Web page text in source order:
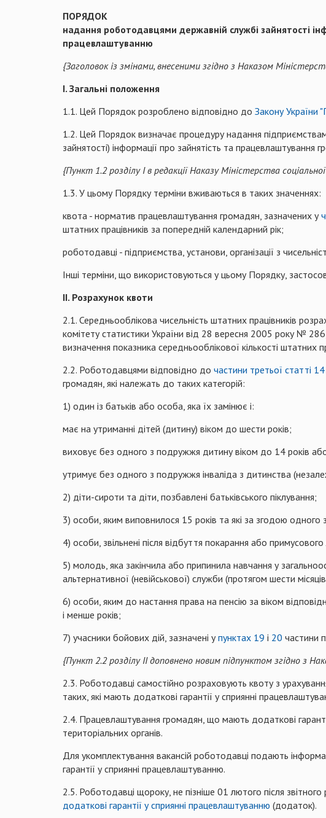
ПОРЯДОК
надання роботодавцями державній службі зайнятості
працевлаштуванню
{Заголовок із змінами, внесеними згідно з Наказом
І. Загальні положення
1.1. Цей Порядок розроблено відповідно до Закону України
1.2. Цей Порядок визначає процедуру надання
зайнятості) інформації про зайнятість та працевлаштування
{Пункт 1.2 розділу І в редакції Наказу Міністерства
1.3. У цьому Порядку терміни вживаються в таких значеннях:
квота - норматив працевлаштування громадян, зазначених у
штатних працівників за попередній календарний рік;
роботодавці - підприємства, установи, організації з
Інші терміни, що використовуються у цьому Порядку,
ІІ. Розрахунок квоти
2.1. Середньооблікова чисельність штатних працівників
комітету статистики України від 28 вересня 2005 року №
визначення показника середньооблікової кількості штатних
2.2. Роботодавцями відповідно до частини третьої статті
громадян, які належать до таких категорій:
1) один із батьків або особа, яка їх замінює і:
має на утриманні дітей (дитину) віком до шести років;
виховує без одного з подружжя дитину віком до 14 років
утримує без одного з подружжя інваліда з дитинства
2) діти-сироти та діти, позбавлені батьківського піклування;
3) особи, яким виповнилося 15 років та які за згодою
4) особи, звільнені після відбуття покарання або примусового
5) молодь, яка закінчила або припинила навчання у
альтернативної (невійськової) служби (протягом шести
6) особи, яким до настання права на пенсію за віком
і менше років;
7) учасники бойових дій, зазначені упунктах 19 і 20 частини
{Пункт 2.2 розділу ІІ доповнено новим підпунктом згідно з
2.3. Роботодавці самостійно розраховують квоту з
таких, які мають додаткові гарантії у сприянні
2.4. Працевлаштування громадян, що мають додаткові
територіальних органів.
Для укомплектування вакансій роботодавці подають
гарантії у сприянні працевлаштуванню.
2.5. Роботодавці щороку, не пізніше 01 лютого після
додаткові гарантії у сприянні працевлаштуванню (додаток).